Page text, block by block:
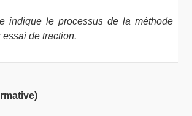
indique le processus de la méthode
de traction.